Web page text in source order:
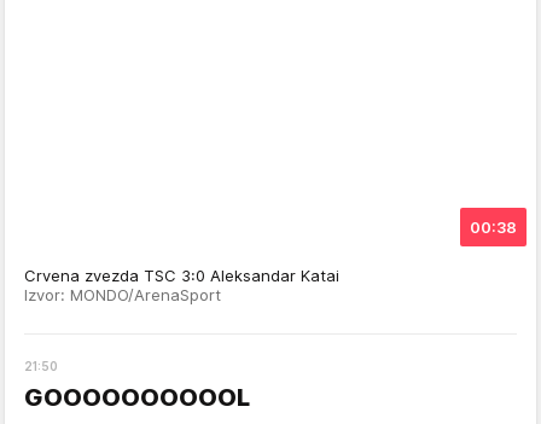
00:38
Crvena zvezda TSC 3:0 Aleksandar Katai
Izvor: MONDO/ArenaSport
21:50
GOOOOOOOOOOL